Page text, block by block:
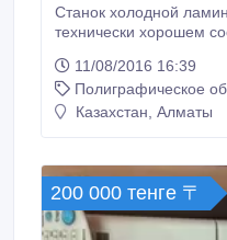
Станок холодной
технически хорошем
Продаем так как не
Когда отключен
11/08/2016 16:39
Полиграфическое
Казахстан, Алматы
200 000 тенге 〒